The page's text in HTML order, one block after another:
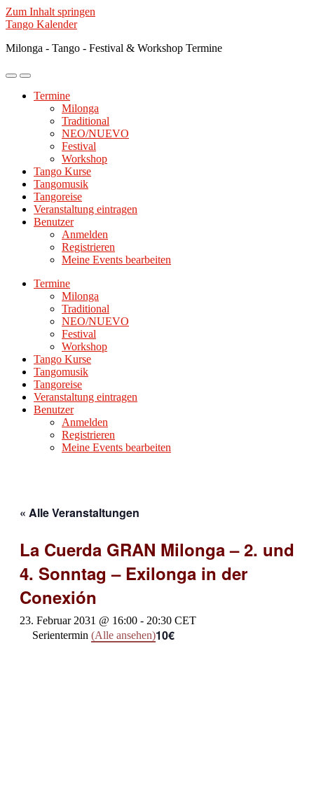
Zum Inhalt springen
Tango Kalender
Milonga - Tango - Festival & Workshop Termine
Mobile-
ein-/ausblenden
Suchfeld
ein-/ausblenden
Termine
Milonga
Traditional
NEO/NUEVO
Festival
Workshop
Tango Kurse
Tangomusik
Tangoreise
Veranstaltung eintragen
Benutzer
Anmelden
Registrieren
Meine Events bearbeiten
Termine
Milonga
Traditional
NEO/NUEVO
Festival
Workshop
Tango Kurse
Tangomusik
Tangoreise
Veranstaltung eintragen
Benutzer
Anmelden
Registrieren
Meine Events bearbeiten
« Alle Veranstaltungen
La Cuerda GRAN Milonga – 2. und
4. Sonntag – Exilonga in der
Conexión
23. Februar 2031 @ 16:00 - 20:30 CET
Serientermin (Alle ansehen)10€